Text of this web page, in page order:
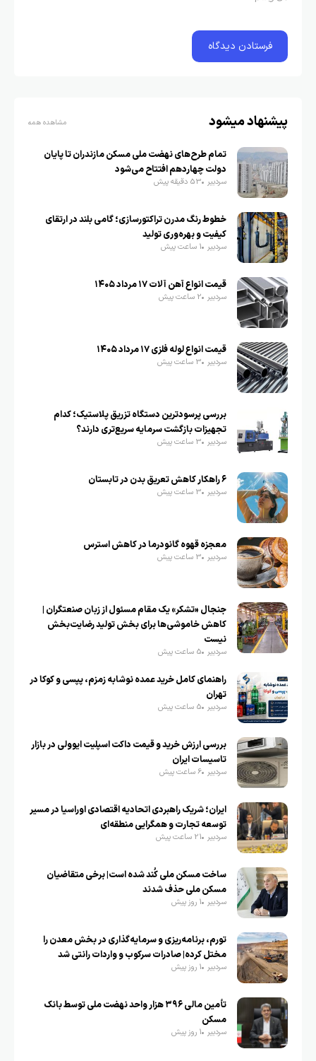
پیشنهاد میشود مشاهده همه
تمام طرح‌های نهضت ملی مسکن مازندران تا پایان
دولت چهاردهم افتتاح می‌شود
سردبیر 53 دقیقه پیش
خطوط رنگ مدرن تراکتورسازی؛ گامی بلند در ارتقای
کیفیت و بهره‌وری تولید
سردبیر 1 ساعت پیش
قیمت انواع آهن آلات ۱۷ مرداد ۱۴۰۵
سردبیر 2 ساعت پیش
قیمت انواع لوله فلزی ۱۷ مرداد ۱۴۰۵
سردبیر 3 ساعت پیش
بررسی پرسودترین دستگاه تزریق پلاستیک؛ کدام
تجهیزات بازگشت سرمایه سریع‌تری دارند؟
سردبیر 3 ساعت پیش
۶ راهکار کاهش تعریق بدن در تابستان
سردبیر 3 ساعت پیش
معجزه قهوه گانودرما در کاهش استرس
سردبیر 3 ساعت پیش
جنجال «تشکر» یک مقام مسئول از زبان صنعتگران |
کاهش خاموشی‌ها برای بخش تولید رضایت‌بخش
نیست
سردبیر 5 ساعت پیش
راهنمای کامل خرید عمده نوشابه زمزم، پپسی و کوکا در
تهران
سردبیر 5 ساعت پیش
بررسی ارزش خرید و قیمت داکت اسپلیت ایوولی در بازار
تاسیسات ایران
سردبیر 6 ساعت پیش
ایران؛ شریک راهبردی اتحادیه اقتصادی اوراسیا در مسیر
توسعه تجارت و همگرایی منطقه‌ای
سردبیر 21 ساعت پیش
ساخت مسکن ملی کُند شده است| برخی متقاضیان
مسکن ملی حذف شدند
سردبیر 1 روز پیش
تورم، برنامه‌ریزی و سرمایه‌گذاری در بخش معدن را
مختل کرده| صادرات سرکوب و واردات رانتی شد
سردبیر 1 روز پیش
تأمین مالی ۳۹۶ هزار واحد نهضت ملی توسط بانک
مسکن
سردبیر 1 روز پیش